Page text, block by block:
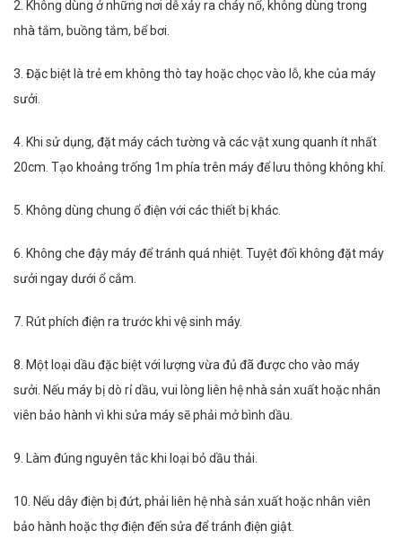
2. Không dùng ở những nơi dễ xảy ra cháy nổ, không dùng trong
nhà tắm, buồng tắm, bể bơi.
3. Đặc biệt là trẻ em không thò tay hoặc chọc vào lỗ, khe của máy
sưởi.
4. Khi sử dụng, đặt máy cách tường và các vật xung quanh ít nhất
20cm. Tạo khoảng trống 1m phía trên máy để lưu thông không khí.
5. Không dùng chung ổ điện với các thiết bị khác.
6. Không che đậy máy để tránh quá nhiệt. Tuyệt đối không đặt máy
sưởi ngay dưới ổ cắm.
7. Rút phích điện ra trước khi vệ sinh máy.
8. Một loại dầu đặc biệt với lượng vừa đủ đã được cho vào máy
sưởi. Nếu máy bị dò rỉ dầu, vui lòng liên hệ nhà sản xuất hoặc nhân
viên bảo hành vì khi sửa máy sẽ phải mở bình dầu.
9. Làm đúng nguyên tắc khi loại bỏ dầu thải.
10. Nếu dây điện bị đứt, phải liên hệ nhà sản xuất hoặc nhân viên
bảo hành hoặc thợ điện đến sửa để tránh điện giật.